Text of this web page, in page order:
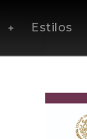
Estilos